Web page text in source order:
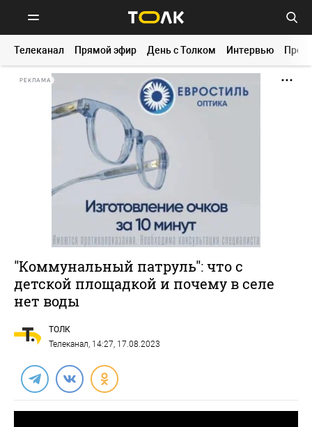
Телеканал Прямой эфир День с Толком Интервью
РЕКЛАМА
"Коммунальный патруль": что с
детской площадкой и почему в селе
нет воды
ТОЛК
Телеканал, 14:27, 17.08.2023